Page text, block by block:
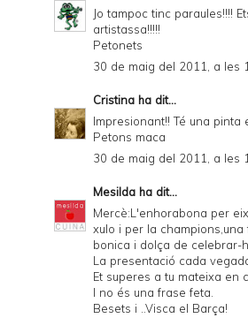
Jo tampoc tinc paraules!!!!
artistassa!!!!!
Petonets
30 de maig del 2011, a les
Cristina ha dit...
Impresionant!! Té una pinta
Petons maca
30 de maig del 2011, a les
Mesilda ha dit...
Mercè:L'enhorabona per
xulo i per la champions,una
bonica i dolça de celebrar-
La presentació cada
Et superes a tu mateixa en
I no és una frase feta.
Besets i ..Visca el Barça!